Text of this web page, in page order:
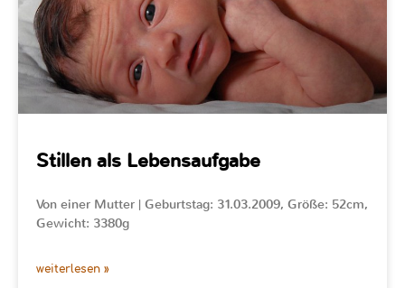
Stillen als Lebensaufgabe
Von einer Mutter | Geburtstag: 31.03.2009, Größe: 52cm,
Gewicht: 3380g
weiterlesen »